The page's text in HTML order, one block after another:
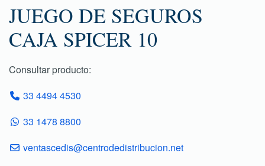
JUEGO DE SEGUROS
CAJA SPICER 10
Consultar producto:
33 4494 4530
33 1478 8800
ventascedis@centrodedistribucion.net